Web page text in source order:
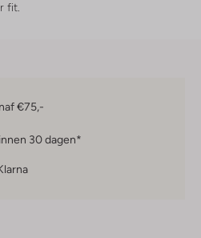
fit
€75,-
30 dagen*